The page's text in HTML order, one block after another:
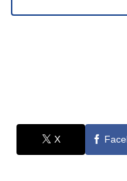
X